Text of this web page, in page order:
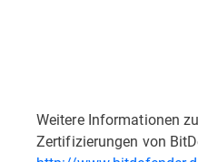
Weitere Informationen
Zertifizierungen von